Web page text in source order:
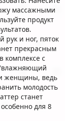
массажными
продукт
рук и ног, пяток
прекрасным
комплексе с
женщины, ведь
молодость
станет
для 8